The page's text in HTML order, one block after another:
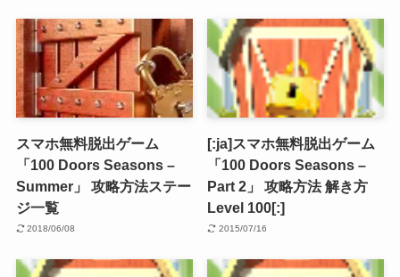
スマホ無料脱出ゲーム
「100 Doors Seasons –
Summer」 攻略方法ステー
ジ一覧
2018/06/08
[:ja]スマホ無料脱出ゲーム
「100 Doors Seasons –
Part 2」 攻略方法 解き方
Level 100[:]
2015/07/16